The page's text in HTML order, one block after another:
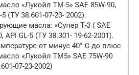
«Лукойл ТМ-5» SAE 85W-90,
5 (ТУ 38.601-07-23- 2002).
масла: «Супер Т-3 ( SAE
API GL-5 (ТУ 38.301- 19-62-2001).
от минус 40° С до плюс
«Лукойл ТМ5» SAE 75W-90
07-23-2002)